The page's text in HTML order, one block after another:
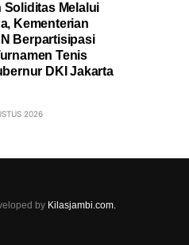
Soliditas Melalui
Kementerian
Berpartisipasi
Tenis
DKI Jakarta
2026
by Kilasjambi.com.